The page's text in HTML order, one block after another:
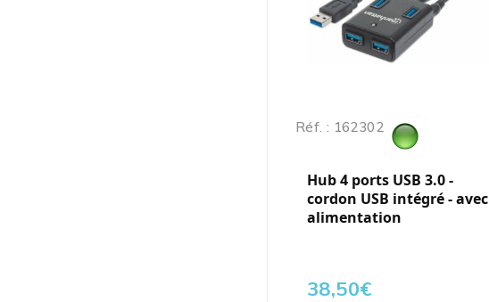
Réf. : 162302
Hub 4 ports USB 3.0 -
cordon USB intégré - avec
alimentation
38,50€